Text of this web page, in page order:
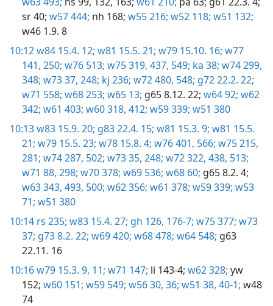
sr 40; w57 444; nh 168; w55 216; w52 118; w51 132;
w46 1.9. 8
10:12w84 15.4. 12; w81 15.5. 21; w79 15.10. 16; w77
141, 250; w76 513; w75 319, 437, 549; ka 38; w74 299,
348; w73 37, 248; kj 236; w72 480, 548; g72 22.2. 22;
w71 558; w68 253; w65 13; g65 8.12. 22; w64 92; w62
342; w61 403; w60 318, 412; w59 339; w51 380
10:13w83 15.9. 20; g83 22.4. 15; w81 15.3. 9; w81 15.5.
21; w79 15.5. 23; w78 15.8. 4; w76 401, 566; w75 215,
281; w74 287, 502; w73 35, 248; w72 322, 438, 513;
w71 88, 298; w70 378; w69 536; w68 60; g65 8.2. 4;
w63 343, 493, 500; w62 356; w61 378; w59 339; w53
71; w51 380
10:14 rs 235; w83 15.4. 27; gh 126, 176-7; w75 377; w73
37; g73 8.2. 22; w69 420; w68 478; w64 548; g63
22.11. 16
10:16w79 15.3. 9, 11; w71 147; li 143-4; w62 328; yw
152; w60 151; w59 549; w56 30, 36; w51 38, 40-1; w48
74